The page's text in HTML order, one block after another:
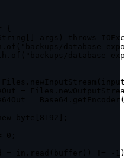
args) throws
database-
database-
=
=
= in.read(buffer)) != -